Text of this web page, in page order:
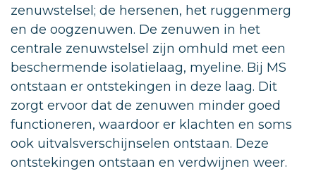
zenuwstelsel; de hersenen, het ruggenmerg
en de oogzenuwen. De zenuwen in het
centrale zenuwstelsel zijn omhuld met een
beschermende isolatielaag, myeline. Bij MS
ontstaan er ontstekingen in deze laag. Dit
zorgt ervoor dat de zenuwen minder goed
functioneren, waardoor er klachten en soms
ook uitvalsverschijnselen ontstaan. Deze
ontstekingen ontstaan en verdwijnen weer.